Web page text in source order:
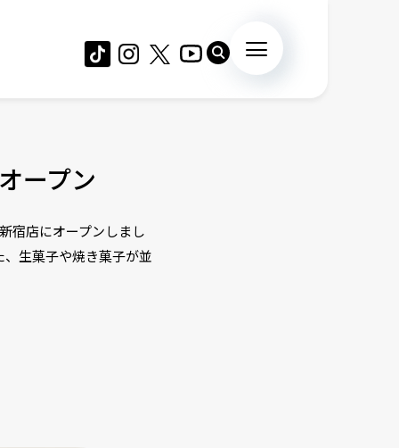
ープン
宿店にオープンしまし
生菓子や焼き菓子が並